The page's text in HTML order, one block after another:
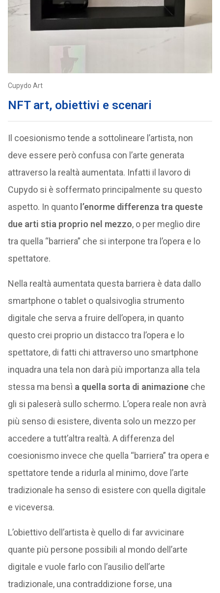
Cupydo Art
NFT art, obiettivi e scenari
Il coesionismo tende a sottolineare l’artista, non
deve essere però confusa con l’arte generata
attraverso la realtà aumentata. Infatti il lavoro di
Cupydo si è soffermato principalmente su questo
aspetto. In quanto l’enorme differenza tra queste
due arti stia proprio nel mezzo, o per meglio dire
tra quella “barriera” che si interpone tra l’opera e lo
spettatore.
Nella realtà aumentata questa barriera è data dallo
smartphone o tablet o qualsivoglia strumento
digitale che serva a fruire dell’opera, in quanto
questo crei proprio un distacco tra l’opera e lo
spettatore, di fatti chi attraverso uno smartphone
inquadra una tela non darà più importanza alla tela
stessa ma bensì a quella sorta di animazioneche
gli si paleserà sullo schermo. L’opera reale non avrà
più senso di esistere, diventa solo un mezzo per
accedere a tutt’altra realtà. A differenza del
coesionismo invece che quella “barriera” tra opera e
spettatore tende a ridurla al minimo, dove l’arte
tradizionale ha senso di esistere con quella digitale
e viceversa.
L’obiettivo dell’artista è quello di far avvicinare
quante più persone possibili al mondo dell’arte
digitale e vuole farlo con l’ausilio dell’arte
tradizionale, una contraddizione forse, una